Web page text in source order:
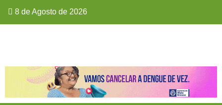
8 de Agosto de 2026